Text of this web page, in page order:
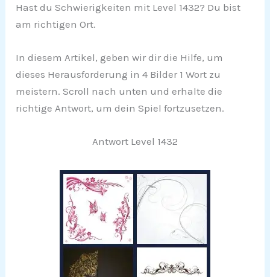
Hast du Schwierigkeiten mit Level 1432? Du bist
am richtigen Ort.
In diesem Artikel, geben wir dir die Hilfe, um
dieses Herausforderung in 4 Bilder 1 Wort zu
meistern. Scroll nach unten und erhalte die
richtige Antwort, um dein Spiel fortzusetzen.
Antwort Level 1432